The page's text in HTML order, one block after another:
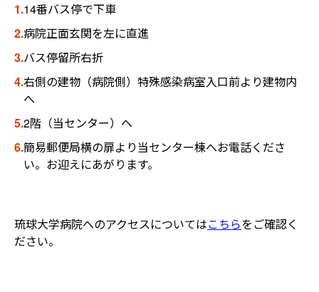
1.14番バス停で下車
2.病院正面玄関を左に直進
3.バス停留所右折
4.右側の建物（病院側）特殊感染病室入口前より建物内
へ
5.2階（当センター）へ
6.簡易郵便局横の扉より当センター棟へお電話くださ
い。お迎えにあがります。
琉球大学病院へのアクセスについてはこちらをご確認く
ださい。